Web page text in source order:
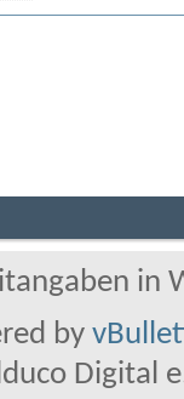
in
by
Digital